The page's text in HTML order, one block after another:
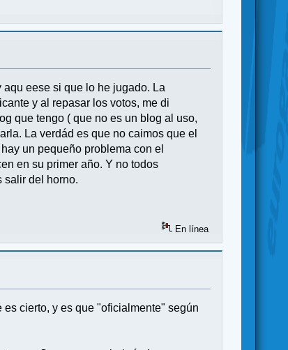
eese si que lo he jugado. La
y al repasar los votos, me di
que tengo ( que no es un blog al uso,
La verdád es que no caimos que el
un pequeño problema con el
en su primer año. Y no todos
salir del horno.
En línea
cierto, y es que "oficialmente" según